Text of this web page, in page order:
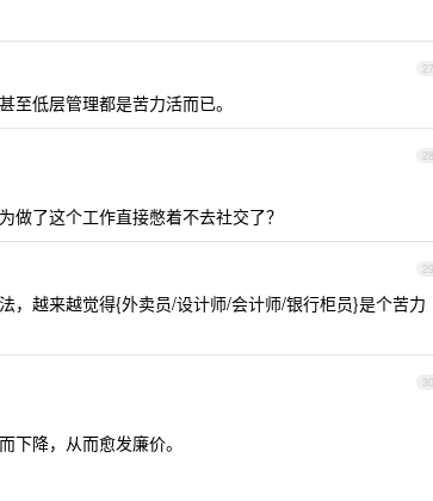
27
低层管理都是苦力活而已。
28
做了这个工作直接憋着不去社交了？
29
，越来越觉得{外卖员/设计师/会计师/银行柜员}是个苦力
30
下降，从而愈发廉价。